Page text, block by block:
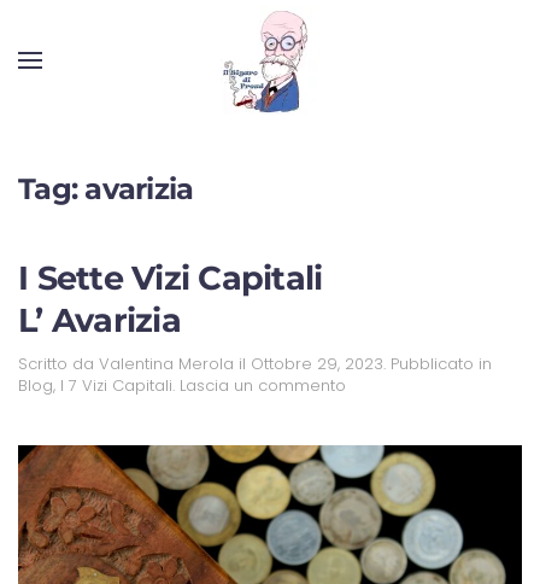
Tag: avarizia
I Sette Vizi Capitali
L’ Avarizia
Scritto da Valentina Merola il Ottobre 29, 2023. Pubblicato in
Blog, I 7 Vizi Capitali. Lascia un commento